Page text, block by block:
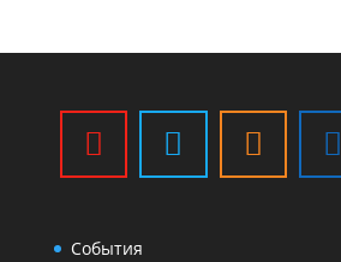
События